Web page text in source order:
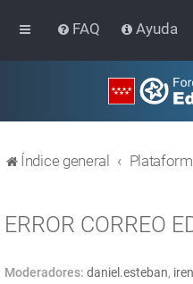
FAQ Ayuda
Índice general
ERROR CORREO
Moderadores: daniel.esteban,